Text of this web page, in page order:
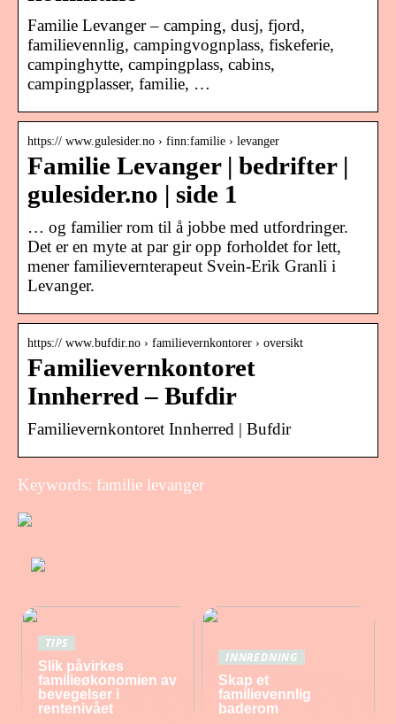
Familie Levanger – camping, dusj, fjord,
familievennlig, campingvognplass, fiskeferie,
campinghytte, campingplass, cabins,
campingplasser, familie, …
https:// www.gulesider.no › finn:familie › levanger
Familie Levanger | bedrifter |
gulesider.no | side 1
… og familier rom til å jobbe med utfordringer.
Det er en myte at par gir opp forholdet for lett,
mener familievernterapeut Svein-Erik Granli i
Levanger.
https:// www.bufdir.no › familievernkontorer › oversikt
Familievernkontoret
Innherred – Bufdir
Familievernkontoret Innherred | Bufdir
Keywords: familie levanger
TIPS
Slik påvirkes
familieøkonomien av
bevegelser i
rentenivået
INNREDNING
Skap et
familievennlig
baderom